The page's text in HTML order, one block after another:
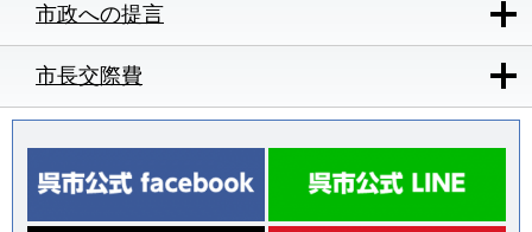
市政への提言
市長交際費